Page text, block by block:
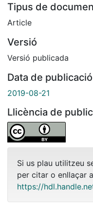
Tipus de
Article
Versió
Versió publicada
Data de publicació
2019-08-21
Llicència de
Si us plau utilitzeu
per citar o enllaçar
https://